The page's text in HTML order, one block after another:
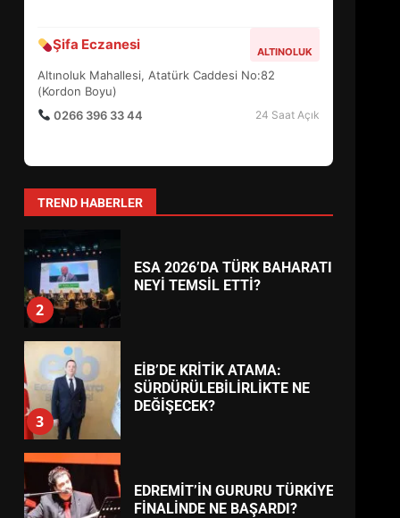
Şifa Eczanesi ALTINOLUK
Altınoluk Mahallesi, Atatürk Caddesi No:82
(Kordon Boyu)
0266 396 33 44
24 Saat Açık
TREND HABERLER
7
BURHANİYE
BELEDİYESPOR’DA YENİ
YÖNETİM NASIL ŞEKİLLENDİ?
1
HAREKETE GEÇİYOR: GÖZLER
2
ESA 2026’DA TÜRK BAHARATI
NEYİ TEMSİL ETTİ?
3
EİB’DE KRİTİK ATAMA:
SÜRDÜRÜLEBİLİRLİKTE NE
DEĞİŞECEK?
EDREMİT’İN GURURU TÜRKİYE
FİNALİNDE NE BAŞARDI?